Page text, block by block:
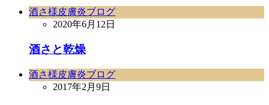
酒さ様皮膚炎ブログ
2020年6月12日
酒さと乾燥
酒さ様皮膚炎ブログ
2017年2月9日